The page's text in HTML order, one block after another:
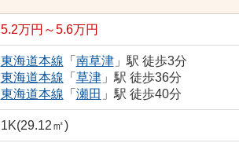
5.2万円～5.6万円
東海道本線 「 南草津」駅 徒歩3分
東海道本線 「 草津」駅 徒歩36分
東海道本線 「 瀬田 」駅 徒歩40分
1K(29.12㎡)